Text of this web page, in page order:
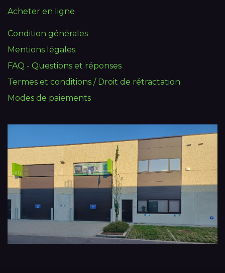
Acheter en ligne
Condition générales
Mentions légales
FAQ - Questions et réponses
Termes et conditions / Droit de rétractation
Modes de paiements